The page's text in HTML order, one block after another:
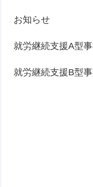
お知らせ
就労継続支援A型
就労継続支援B型